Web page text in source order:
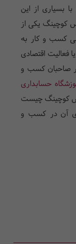
بسیاری از این
کوچینگ یکی از
کسب و کار به
اقتصادی
صاحبان کسب و
حسابداری
کوچینگ چیست
آن در کسب و